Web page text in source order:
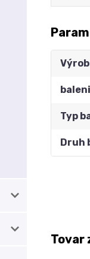
Typ
Druh
Tovar